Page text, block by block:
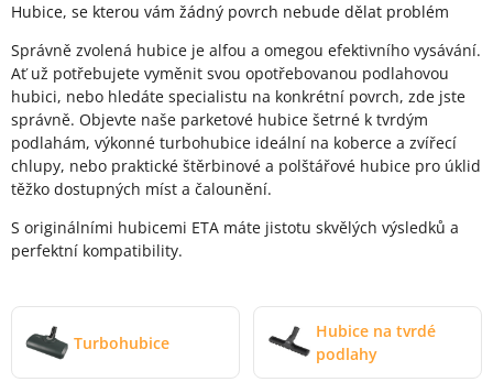
Hubice, se kterou vám žádný povrch nebude dělat problém
Správně zvolená hubice je alfou a omegou efektivního vysávání.
Ať už potřebujete vyměnit svou opotřebovanou podlahovou
hubici, nebo hledáte specialistu na konkrétní povrch, zde jste
správně. Objevte naše parketové hubice šetrné k tvrdým
podlahám, výkonné turbohubice ideální na koberce a zvířecí
chlupy, nebo praktické štěrbinové a polštářové hubice pro úklid
těžko dostupných míst a čalounění.
S originálními hubicemi ETA máte jistotu skvělých výsledků a
perfektní kompatibility.
Turbohubice
Hubice na tvrdé
podlahy